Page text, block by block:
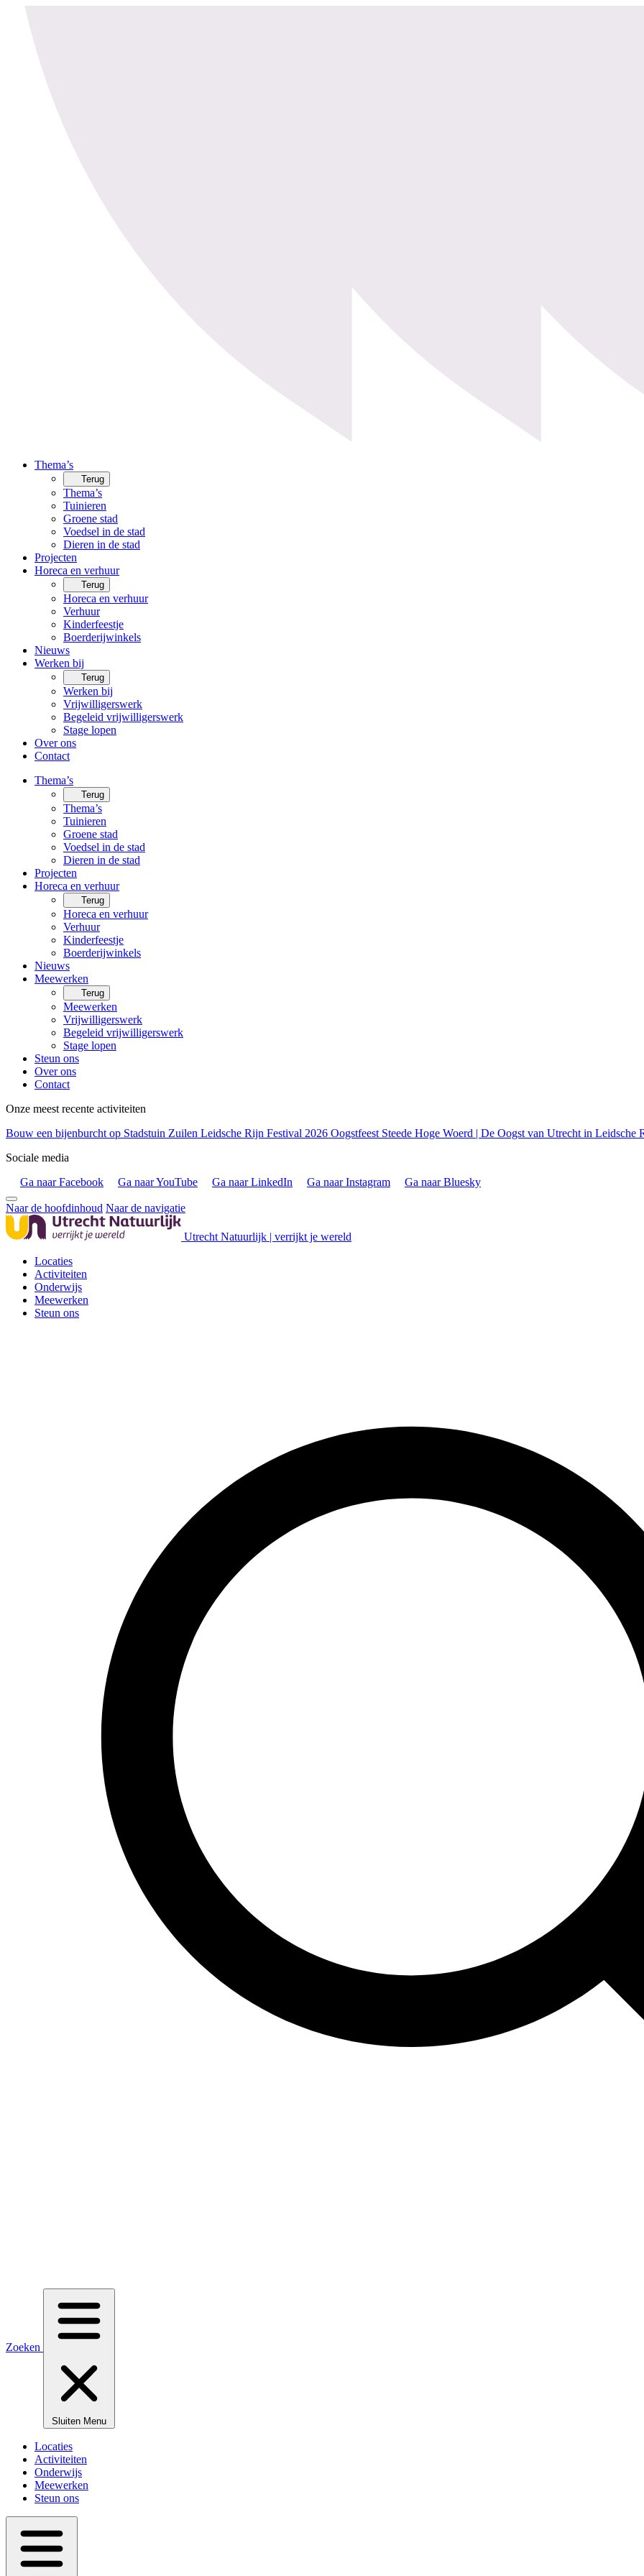
Thema’s
Terug
Thema’s
Tuinieren
Groene stad
Voedsel in de stad
Dieren in de stad
Projecten
Horeca en verhuur
Terug
Horeca en verhuur
Verhuur
Kinderfeestje
Boerderijwinkels
Nieuws
Werken bij
Terug
Werken bij
Vrijwilligerswerk
Begeleid vrijwilligerswerk
Stage lopen
Over ons
Contact
Thema’s
Terug
Thema’s
Tuinieren
Groene stad
Voedsel in de stad
Dieren in de stad
Projecten
Horeca en verhuur
Terug
Horeca en verhuur
Verhuur
Kinderfeestje
Boerderijwinkels
Nieuws
Meewerken
Terug
Meewerken
Vrijwilligerswerk
Begeleid vrijwilligerswerk
Stage lopen
Steun ons
Over ons
Contact
Onze meest recente activiteiten
Bouw een bijenburcht op Stadstuin Zuilen Leidsche Rijn Festival 2026 Oogstfeest Steede Hoge Woerd | De Oogst van Utrecht in Leidsche
Sociale media
Ga naar Facebook
Ga naar YouTube Ga naar LinkedIn Ga naar Instagram Ga naar Bluesky
Naar de hoofdinhoud Naar de navigatie
Utrecht Natuurlijk | verrijkt je wereld
Locaties
Activiteiten
Onderwijs
Meewerken
Steun ons
Zoeken
Sluiten Menu
Locaties
Activiteiten
Onderwijs
Meewerken
Steun ons